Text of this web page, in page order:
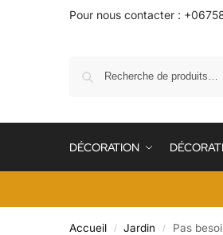
Pour nous contacter :
DÉCORATION
Accueil / Jardin / Pas